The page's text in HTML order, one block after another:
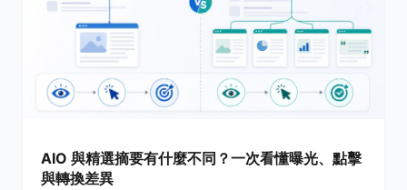
AIO 與精選摘要有什麼不同？一次看懂曝光、點擊
與轉換差異